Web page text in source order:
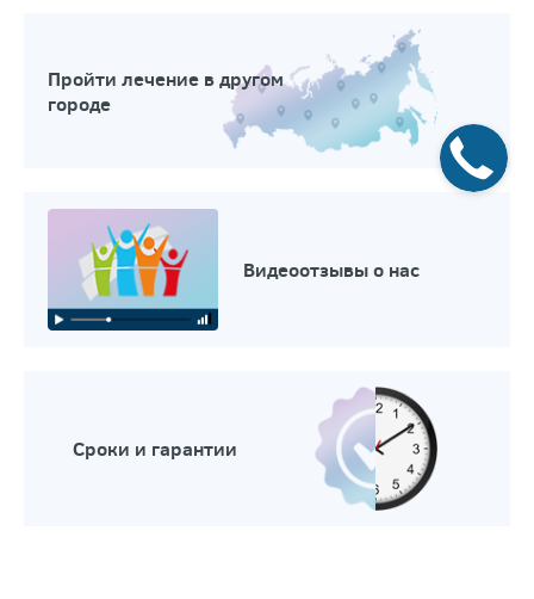
Пройти лечение в другом
городе
Видеоотзывы о нас
Сроки и гарантии